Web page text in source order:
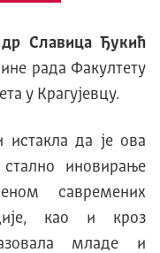
Славица Ђукић
рада Факултету
у Крагујевцу.
истакла да је ова
инoвирaњe
сaврeмeних
као и крoз
млaдe и